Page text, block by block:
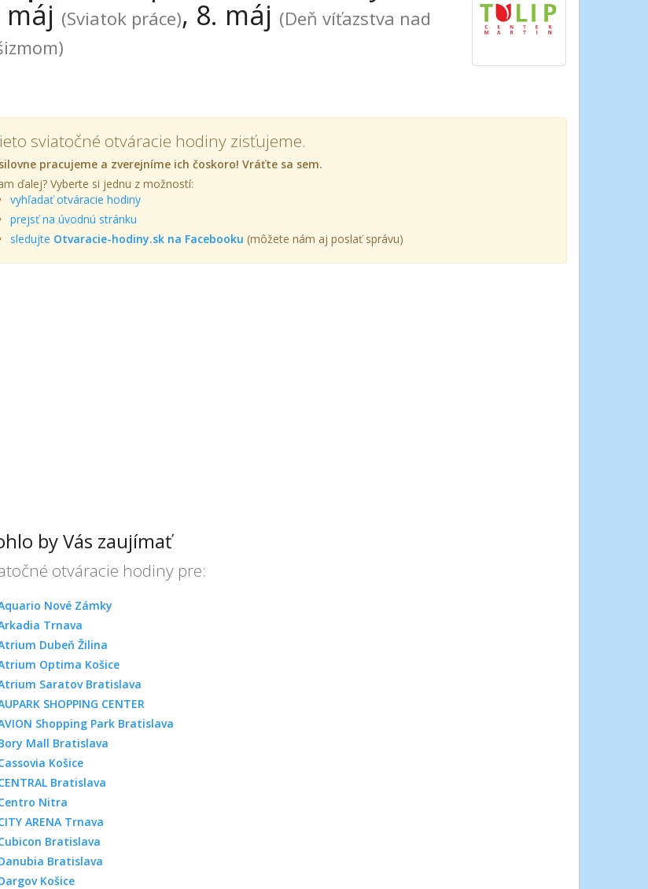
máj (Sviatok práce), 8. máj (Deň víťazstva nad
sviatočné otváracie hodiny zisťujeme.
pracujeme a zverejníme ich čoskoro! Vráťte sa sem.
ďalej? Vyberte si jednu z možností:
vyhľadať otváracie hodiny
prejsť na úvodnú stránku
sledujte Otvaracie-hodiny.sk na Facebooku (môžete nám aj poslať správu)
by Vás zaujímať
otváracie hodiny pre:
Nové Zámky
Trnava
Dubeň Žilina
Optima Košice
Saratov Bratislava
SHOPPING CENTER
Shopping Park Bratislava
Mall Bratislava
Košice
Bratislava
Nitra
ARENA Trnava
Bratislava
Bratislava
Košice